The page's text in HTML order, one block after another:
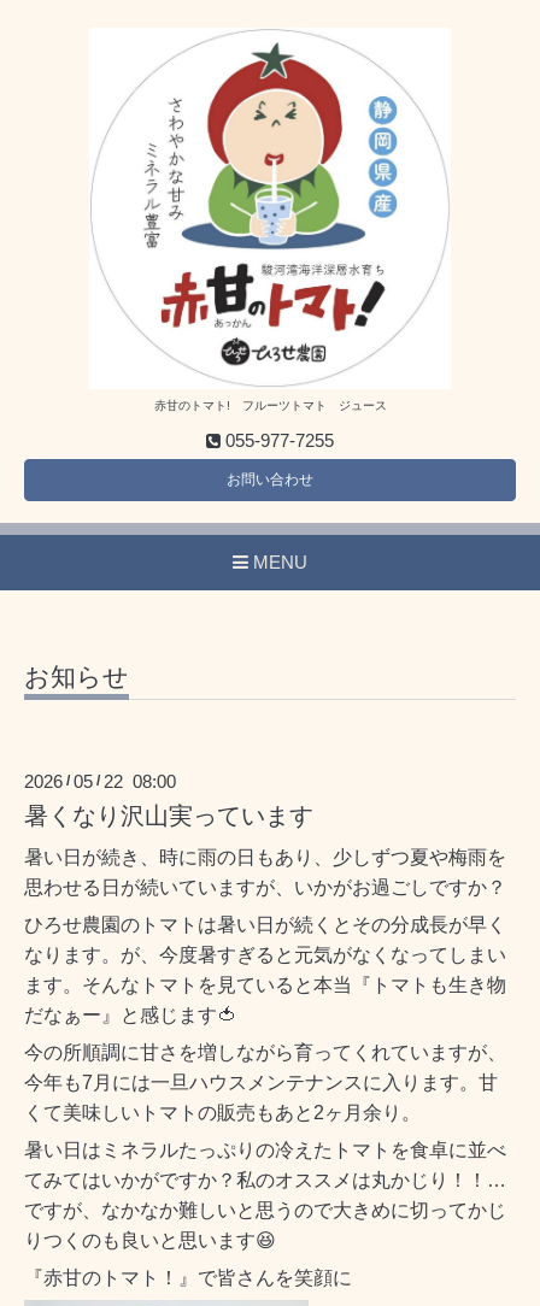
赤甘のトマト! フルーツトマト ジュース
055-977-7255
お問い合わせ
MENU
お知らせ
2026 /05 / 22 08:00
暑くなり沢山実っています
暑い日が続き、時に雨の日もあり、少しずつ夏や梅雨を
思わせる日が続いていますが、いかがお過ごしですか？
ひろせ農園のトマトは暑い日が続くとその分成長が早く
なります。が、今度暑すぎると元気がなくなってしまい
ます。そんなトマトを見ていると本当『トマトも生き物
だなぁー』と感じます🍅
今の所順調に甘さを増しながら育ってくれていますが、
今年も7月には一旦ハウスメンテナンスに入ります。甘
くて美味しいトマトの販売もあと2ヶ月余り。
暑い日はミネラルたっぷりの冷えたトマトを食卓に並べ
てみてはいかがですか？私のオススメは丸かじり！！…
ですが、なかなか難しいと思うので大きめに切ってかじ
りつくのも良いと思います😆
『赤甘のトマト！』で皆さんを笑顔に